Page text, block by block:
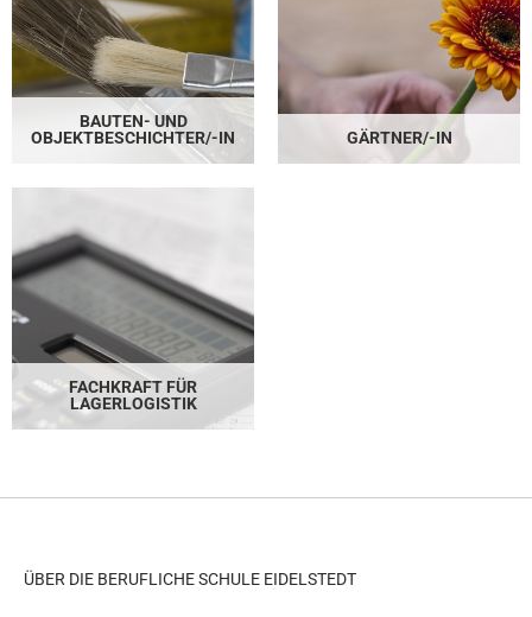
BAUTEN- UND
OBJEKTBESCHICHTER/-IN
GÄRTNER/-IN
FACHKRAFT FÜR
LAGERLOGISTIK
ÜBER DIE BERUFLICHE SCHULE EIDELSTEDT